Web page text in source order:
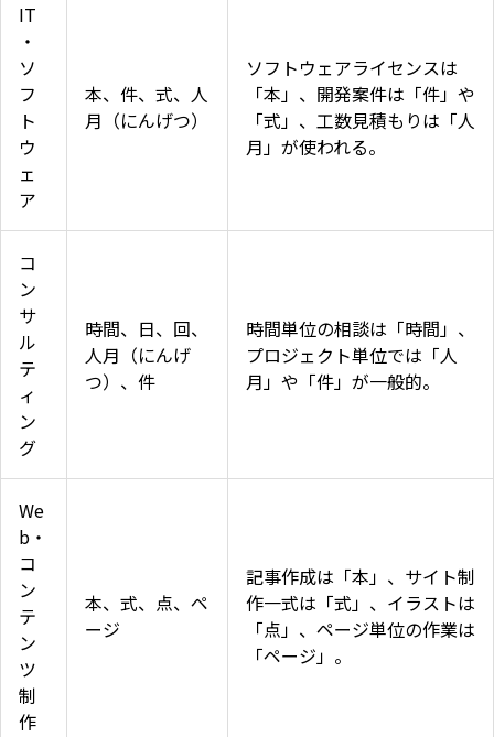
IT
・
ソ
フ
ト
ウ
ェ
ア
本、件、式、人
月（にんげつ）
ソフトウェアライセンスは
「本」、開発案件は「件」や
「式」、工数見積もりは「人
月」が使われる。
コ
ン
サ
ル
テ
ィ
ン
グ
時間、日、回、
人月（にんげ
つ）、件
時間単位の相談は「時間」、
プロジェクト単位では「人
月」や「件」が一般的。
We
b・
コ
ン
テ
ン
ツ
制
作
本、式、点、ペ
ージ
記事作成は「本」、サイト制
作一式は「式」、イラストは
「点」、ページ単位の作業は
「ページ」。